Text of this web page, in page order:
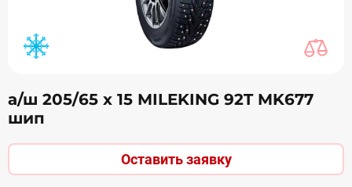
а/ш 205/65 х 15 MILEKING 92T MK677
шип
Оставить заявку